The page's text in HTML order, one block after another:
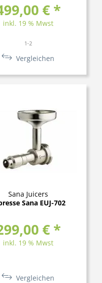
€ *
inkl. 19 % Mwst
1-2
Vergleichen
Sana Juicers
Sana EUJ-702
€ *
inkl. 19 % Mwst
Vergleichen